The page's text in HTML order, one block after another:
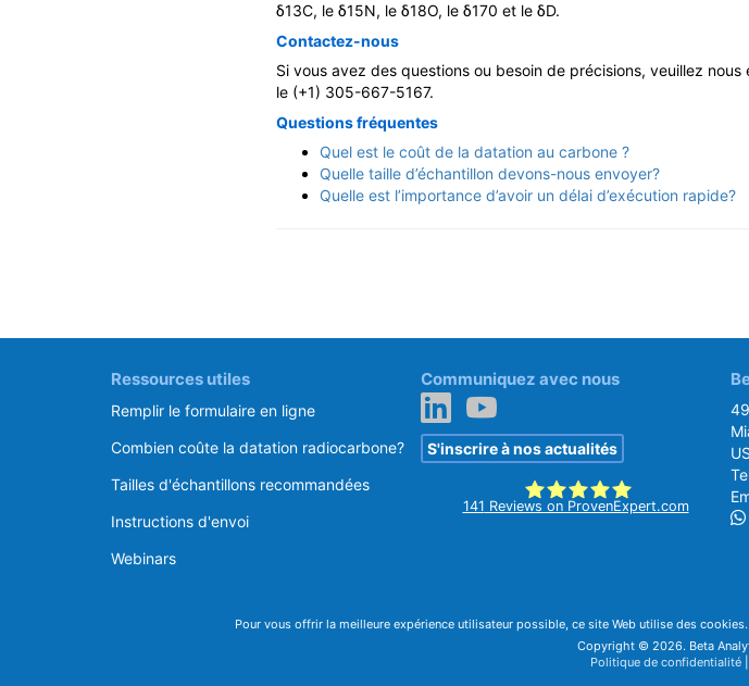
δ13C, le δ15N, le δ18O, le δ170 et le δD.
Contactez-nous
Si vous avez des questions ou besoin de précisions, veuillez nous
le (+1) 305-667-5167.
Questions fréquentes
Quel est le coût de la datation au carbone ?
Quelle taille d’échantillon devons-nous envoyer?
Quelle est l’importance d’avoir un délai d’exécution rapide?
Ressources utiles
Remplir le formulaire en ligne
Combien coûte la datation radiocarbone?
Tailles d'échantillons recommandées
Instructions d'envoi
Webinars
Communiquez avec nous
S'inscrire à nos actualités
141 Reviews on ProvenExpert.com
Pour vous offrir la meilleure expérience utilisateur possible, ce site Web utilise des
Copyright © 2026. Beta
Politique de confidentialité|